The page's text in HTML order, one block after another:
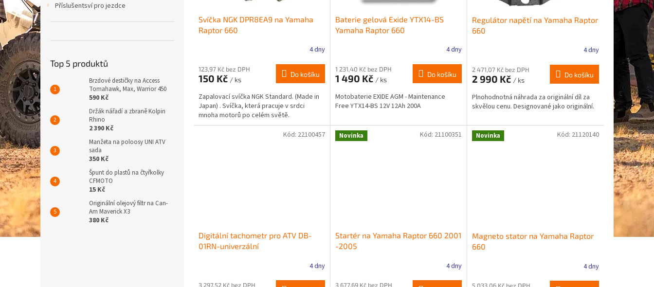
Příslušentsví pro jezdce
Top 5 produktů
Brzdové destičky na Access
Tomahawk, Max, Warrior 450
590 Kč
Držák nářadí a zbraně Kolpin
Rhino
2 390 Kč
Manžeta na poloosy UNI ATV
sada
350 Kč
Špunt do plastů na čtyřkolky
CFMOTO
15 Kč
Originální olejový filtr na Can-
Am Maverick X3
380 Kč
Svíčka NGK DPR8EA9 na Yamaha
Raptor 660
4 dny
123,97 Kč bez DPH
150 Kč / ks
Do košíku
Zapalovací svíčka NGK Standard. (Made in
Japan) . Svíčka, která pracuje v srdci
mnoha motorů po celém světě.
Baterie gelová Exide YTX14-BS
Yamaha Raptor 660
4 dny
1 231,40 Kč bez DPH
1 490 Kč / ks
Do košíku
Motobaterie EXIDE AGM - Maintenance
Free YTX14-BS 12V 12Ah 200A
Regulátor napětí na Yamaha Raptor
660
4 dny
2 471,07 Kč bez DPH
2 990 Kč / ks
Do košíku
Plnohodnotná náhrada za originální díl za
skvělou cenu. Designované jako originální.
Digitální tachometr pro ATV DB-
01RN-univerzální
4 dny
3 297,52 Kč bez DPH
Kód: 22100457 Novinka
Startér na Yamaha Raptor 660 2001
-2005
4 dny
3 677,69 Kč bez DPH
Kód: 21100351 Novinka
Magneto stator na Yamaha Raptor
660
4 dny
Kód: 21120140